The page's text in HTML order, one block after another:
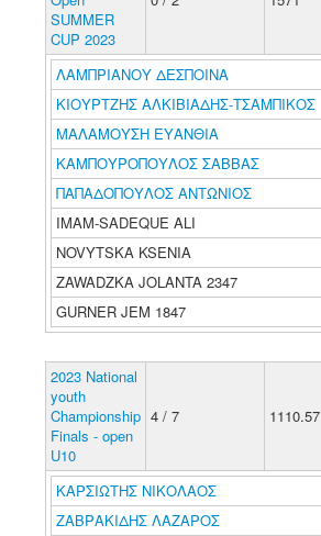
SUMMER
CUP 2023
ΛΑΜΠΡΙΑΝΟΥ ΔΕΣΠΟΙΝΑ
ΚΙΟΥΡΤΖΗΣ ΑΛΚΙΒΙΑΔΗΣ-ΤΣΑΜΠΙΚΟΣ
ΜΑΛΑΜΟΥΣΗ ΕΥΑΝΘΙΑ
ΚΑΜΠΟΥΡΟΠΟΥΛΟΣ ΣΑΒΒΑΣ
ΠΑΠΑΔΟΠΟΥΛΟΣ ΑΝΤΩΝΙΟΣ
IMAM-SADEQUE ALI
NOVYTSKA KSENIA
ZAWADZKA JOLANTA 2347
GURNER JEM 1847
2023 National
youth
Championship
Finals - open
U10
4 / 7 1110.57
ΚΑΡΣΙΩΤΗΣ ΝΙΚΟΛΑΟΣ
ΖΑΒΡΑΚΙΔΗΣ ΛΑΖΑΡΟΣ